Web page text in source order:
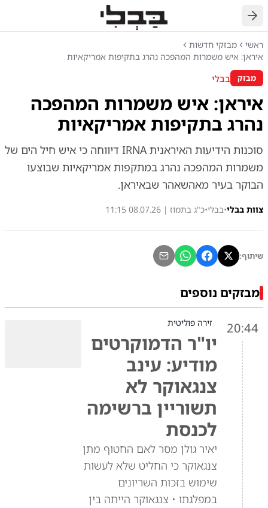
חזרה
ראשי
מבזקי חדשות
איראן: איש משמרות המהפכה נהרג בתקיפות אמריקאיות
מבזק בבלי
איראן: איש משמרות המהפכה
נהרג בתקיפות אמריקאיות
סוכנות הידיעות האיראנית IRNA דיווחה כי איש חיל הים של
משמרות המהפכה נהרג במתקפות אמריקאיות שבוצעו
הבוקר בעיר מאהשאהר שבאיראן.
צוות בבלי•בבלי•כ"ג בתמוז | 08.07.26 11:15
שיתוף:
מבזקים נוספים
20:44 זירה פוליטית
יו"ר הדמוקרטים
מודיע: עינב
צנגאוקר לא
תשוריין ברשימה
לכנסת
יאיר גולן מסר לאם החטוף מתן
צנגאוקר כי החליט שלא לעשות
שימוש בזכות השריונים
במפלגתו • צנגאוקר הייתה בין